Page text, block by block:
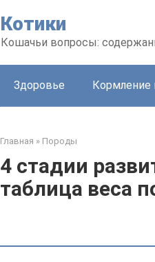
Котики
Кошачьи вопросы:
Здоровье Кормление
Главная » Породы
4 стадии
таблица веса